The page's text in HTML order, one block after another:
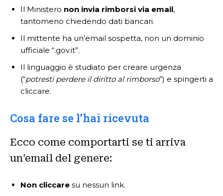
Il Ministero non invia rimborsi via email,
tantomeno chiedendo dati bancari.
Il mittente ha un’email sospetta, non un dominio
ufficiale “.gov.it”.
Il linguaggio è studiato per creare urgenza
(“potresti perdere il diritto al rimborso”) e spingerti a
cliccare.
Cosa fare se l’hai ricevuta
Ecco come comportarti se ti arriva
un’email del genere:
Non cliccare su nessun link.